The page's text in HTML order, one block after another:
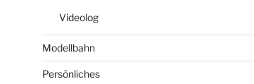
Videolog
Modellbahn
Persönliches